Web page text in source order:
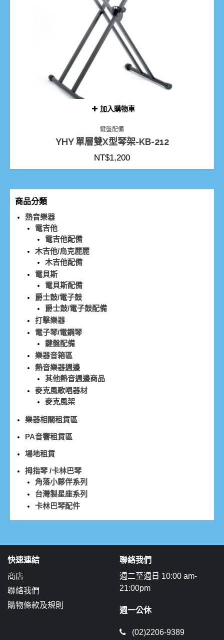
加入購物車
鍵盤配備
YHY 單層雙X型琴架-KB-212
NT$1,200
商品分類
熱音樂器
電吉他
電吉他配備
木吉他/烏克麗麗
木吉他配備
電貝斯
電貝斯配備
爵士鼓/電子鼓
爵士鼓/電子鼓配備
打擊樂器
電子琴/電鋼琴
鍵盤配備
樂器音箱區
熱音樂器週邊
其他熱音週邊商品
麥克風歌唱器材
麥克風架
樂器相關租賃區
PA音響租賃區
場地租賃
拇指琴 /卡林巴琴
角落小夥伴系列
台灣製星座系列
卡林巴琴配件
快速連結
商店
聯絡我們
購物條款及規則
聯絡我們
週二至週日 10:00 am-
21:00pm
週一公休
(02)2206-9389